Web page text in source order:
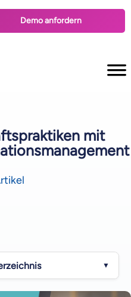
Demo anfordern
mit
▼
Nachhaltigkeit in der